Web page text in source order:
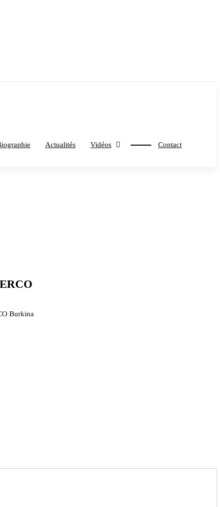
Actualités Vidéos Contact
Burkina